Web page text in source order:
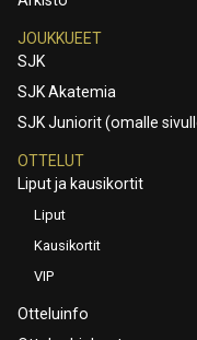
JOUKKUEET
SJK
SJK Akatemia
SJK Juniorit (omalle
OTTELUT
Liput ja kausikortit
Liput
Kausikortit
VIP
Otteluinfo